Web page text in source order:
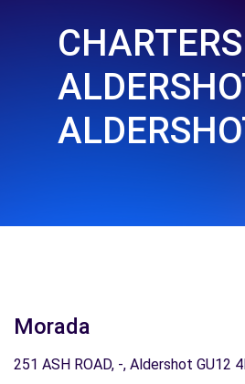
Morada
251 ASH ROAD, -, Aldershot GU12